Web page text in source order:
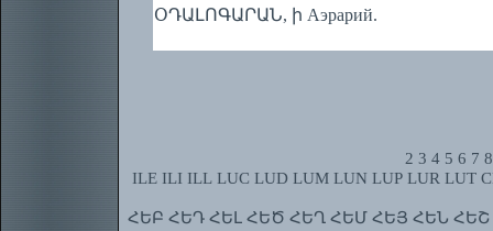
ՕԴԱԼՈԳԱՐԱՆ, ի Аэрарий.
2 3 4 5 6 7 8
ILE ILI ILL LUC LUD LUM LUN LUP LUR LUT
ՀԵԲ ՀԵԴ ՀԵԼ ՀԵԾ ՀԵՂ ՀԵՄ ՀԵՅ ՀԵՆ ՀԵՇ